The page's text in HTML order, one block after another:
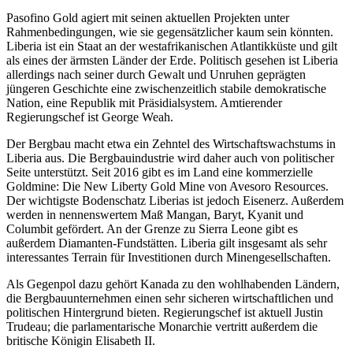
Pasofino Gold agiert mit seinen aktuellen Projekten unter
Rahmenbedingungen, wie sie gegensätzlicher kaum sein könnten.
Liberia ist ein Staat an der westafrikanischen Atlantikküste und gilt
als eines der ärmsten Länder der Erde. Politisch gesehen ist Liberia
allerdings nach seiner durch Gewalt und Unruhen geprägten
jüngeren Geschichte eine zwischenzeitlich stabile demokratische
Nation, eine Republik mit Präsidialsystem. Amtierender
Regierungschef ist George Weah.
Der Bergbau macht etwa ein Zehntel des Wirtschaftswachstums in
Liberia aus. Die Bergbauindustrie wird daher auch von politischer
Seite unterstützt. Seit 2016 gibt es im Land eine kommerzielle
Goldmine: Die New Liberty Gold Mine von Avesoro Resources.
Der wichtigste Bodenschatz Liberias ist jedoch Eisenerz. Außerdem
werden in nennenswertem Maß Mangan, Baryt, Kyanit und
Columbit gefördert. An der Grenze zu Sierra Leone gibt es
außerdem Diamanten-Fundstätten. Liberia gilt insgesamt als sehr
interessantes Terrain für Investitionen durch Minengesellschaften.
Als Gegenpol dazu gehört Kanada zu den wohlhabenden Ländern,
die Bergbauunternehmen einen sehr sicheren wirtschaftlichen und
politischen Hintergrund bieten. Regierungschef ist aktuell Justin
Trudeau; die parlamentarische Monarchie vertritt außerdem die
britische Königin Elisabeth II.